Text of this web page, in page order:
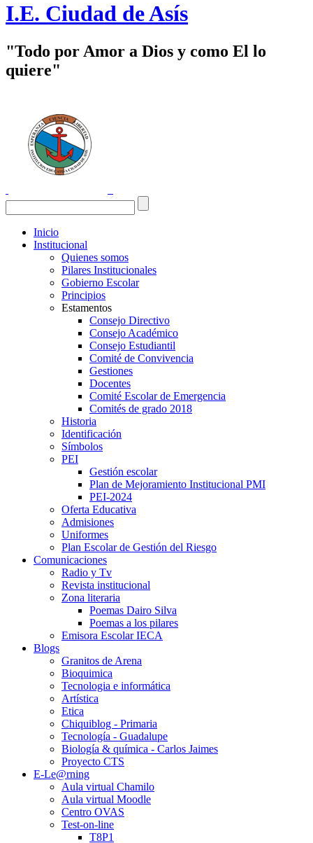
I.E. Ciudad de Asís
"Todo por Amor a Dios y como El lo
quiere"
Inicio
Institucional
Quienes somos
Pilares Institucionales
Gobierno Escolar
Principios
Estamentos
Consejo Directivo
Consejo Académico
Consejo Estudiantil
Comité de Convivencia
Gestiones
Docentes
Comité Escolar de Emergencia
Comités de grado 2018
Historia
Identificación
Símbolos
PEI
Gestión escolar
Plan de Mejoramiento Institucional PMI
PEI-2024
Oferta Educativa
Admisiones
Uniformes
Plan Escolar de Gestión del Riesgo
Comunicaciones
Radio y Tv
Revista institucional
Zona literaria
Poemas Dairo Silva
Poemas a los pilares
Emisora Escolar IECA
Blogs
Granitos de Arena
Bioquimica
Tecnologia e informática
Artística
Etica
Chiquiblog - Primaria
Tecnología - Guadalupe
Biología & química - Carlos Jaimes
Proyecto CTS
E-Le@rning
Aula virtual Chamilo
Aula virtual Moodle
Centro OVAS
Test-on-line
T8P1